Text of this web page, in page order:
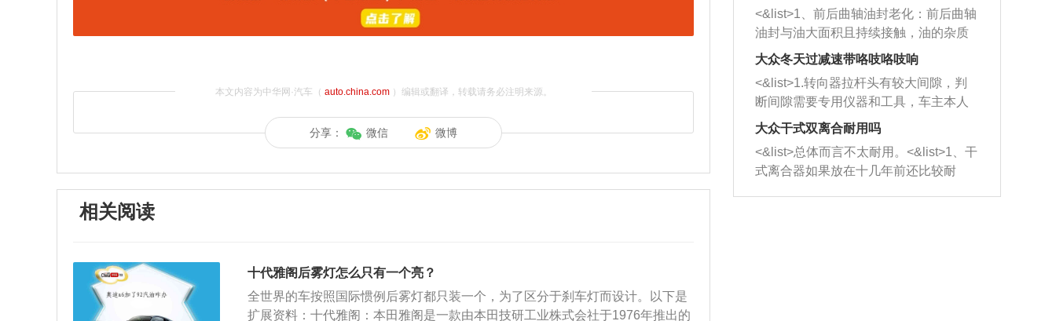
本文内容为中华网·汽车（ auto.china.com）编辑或翻译，转载请务必注明来源。
分享： 微信 微博
相关阅读
十代雅阁后雾灯怎么只有一个亮？
全世界的车按照国际惯例后雾灯都只装一个，为了区分于刹车灯而设计。以下是
扩展资料：十代雅阁：本田雅阁是一款由本田技研工业株式会社于1976年推出的
西取出来。但如果是因为积碳过多引起
的堵塞，就需要将三元催化器泡在草酸
洗剂对堵塞的情况得到解决，将清洗剂
放在燃油箱中，与燃油混合后，车辆启
动时，就可以和汽油一起进入到燃烧
室，最后形成废气排出，就可以让三元
催化器得到清洗，排气管堵塞的情况就
能够得到解决。
一圈半的练习，往右同样也要打相同的
圈数。 <&list>3、最后强调要反复练
习，这样就可以形成肌肉记忆，在真实
驾驶车辆时，不需要记忆也能打好方
向。
<&list>1、前后曲轴油封老化：前后曲轴
油封与油大面积且持续接触，油的杂质
和发动机内持续温度变化使其密封效果
逐渐减弱，导致渗油或漏油。<&list>2、
活塞间隙过大：积碳会使活塞环与缸体
的间隙扩大，导致机油流入燃烧室中，
造成烧机油。<&list>3、机油粘度。使用
机油粘度过小的话，同样会有烧机油现
象，机油粘度过小具有很好的流动性，
大众冬天过减速带咯吱咯吱响
<&list>1.转向器拉杆头有较大间隙，判
断间隙需要专用仪器和工具，车主本人
无法制作，需要将车辆送到修理厂或4s
店；<&list>2.车辆半轴套管防尘罩破
裂，破裂后会出现漏油现象，使半轴磨
损严重，磨损的半轴容易损坏，产生异
响；<&list>3.稳定器的转向胶套和球头
大众干式双离合耐用吗
<&list>总体而言不太耐用。<&list>1、干
式离合器如果放在十几年前还比较耐